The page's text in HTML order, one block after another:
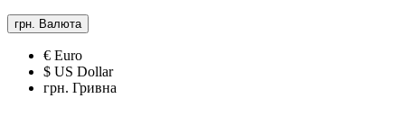
грн. Валюта
€ Euro
$ US Dollar
грн. Гривна